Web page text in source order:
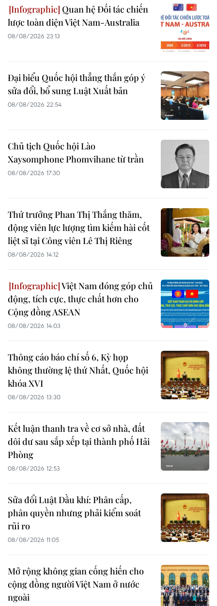
Quan hệ Đối tác chiến
lược toàn diện Việt Nam-Australia
08/08/2026 23:13
Đại biểu Quốc hội thẳng thắn góp ý
sửa đổi, bổ sung Luật Xuất bản
08/08/2026 22:54
Chủ tịch Quốc hội Lào
Xaysomphone Phomvihane từ trần
08/08/2026 17:30
Thứ trưởng Phan Thị Thắng thăm,
động viên lực lượng tìm kiếm hài cốt
liệt sĩ tại Công viên Lê Thị Riêng
08/08/2026 14:12
Việt Nam đóng góp chủ
động, tích cực, thực chất hơn cho
Cộng đồng ASEAN
08/08/2026 14:03
Thông cáo báo chí số 6, Kỳ họp
không thường lệ thứ Nhất, Quốc hội
khóa XVI
08/08/2026 13:30
Kết luận thanh tra về cơ sở nhà, đất
dôi dư sau sắp xếp tại thành phố Hải
Phòng
08/08/2026 12:53
Sửa đổi Luật Dầu khí: Phân cấp,
phân quyền nhưng phải kiểm soát
rủi ro
08/08/2026 11:05
Mở rộng không gian cống hiến cho
cộng đồng người Việt Nam ở nước
ngoài